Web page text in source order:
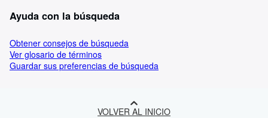
Ayuda con la búsqueda
Obtener consejos de búsqueda
Ver glosario de términos
Guardar sus preferencias de búsqueda
VOLVER AL INICIO